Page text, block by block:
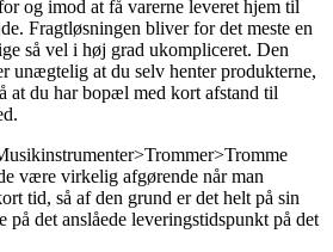
og imod at få varerne leveret hjem til
Fragtløsningen bliver for det meste en
så vel i høj grad ukompliceret. Den
unægtelig at du selv henter produkterne,
at du har bopæl med kort afstand til
være virkelig afgørende når man
tid, så af den grund er det helt på sin
det anslåede leveringstidspunkt på det